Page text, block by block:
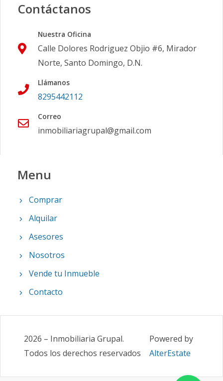
Contáctanos
Nuestra Oficina
Calle Dolores Rodriguez Objio #6, Mirador
Norte, Santo Domingo, D.N.
Llámanos
8295442112
Correo
inmobiliariagrupal@gmail.com
Menu
Comprar
Alquilar
Asesores
Nosotros
Vende tu Inmueble
Contacto
2026 – Inmobiliaria Grupal.
Todos los derechos reservados
Powered by
AlterEstate